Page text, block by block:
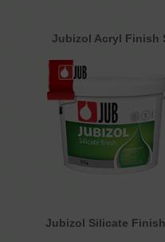
Jubizol Acryl Finish
Jubizol Silicate